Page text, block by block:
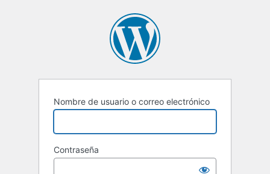
Nombre de usuario o correo electrónico
Contraseña